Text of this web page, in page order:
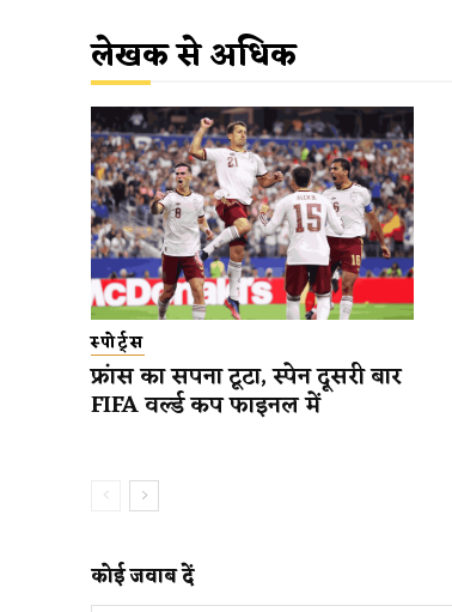
लेखक से अधिक
स्पोर्ट्स
फ्रांस का सपना टूटा, स्पेन दूसरी बार
FIFA वर्ल्ड कप फाइनल में
कोई जवाब दें